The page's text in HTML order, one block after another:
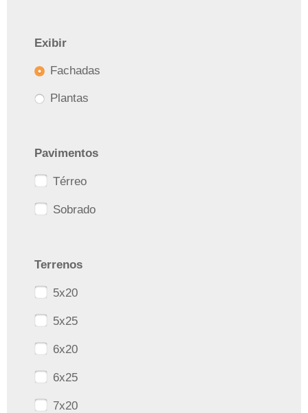
Exibir
Fachadas
Plantas
Pavimentos
Térreo
Sobrado
Terrenos
5x20
5x25
6x20
6x25
7x20